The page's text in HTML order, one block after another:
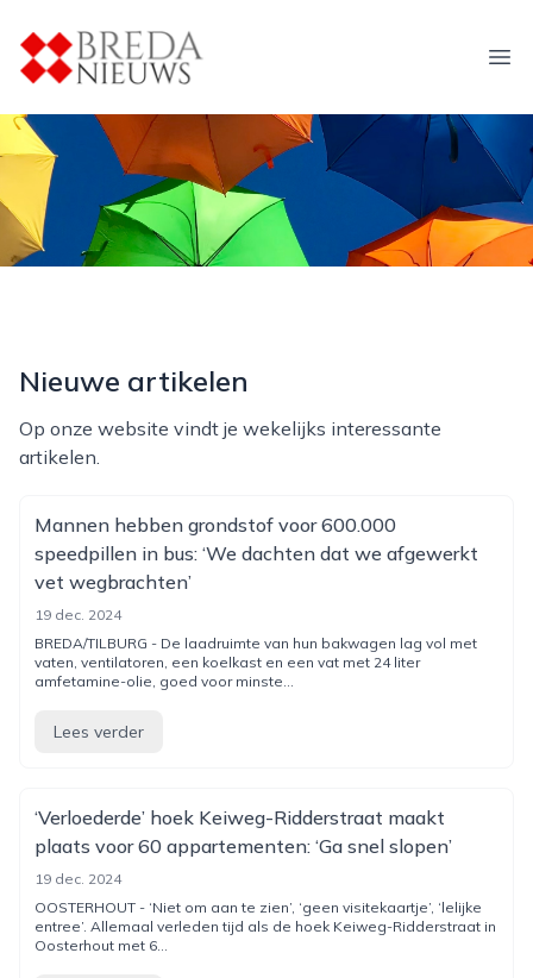
breda-nieuws.nl
Nieuwe artikelen
Op onze website vindt je wekelijks interessante
artikelen.
Mannen hebben grondstof voor 600.000
speedpillen in bus: ‘We dachten dat we afgewerkt
vet wegbrachten’
19 dec. 2024
BREDA/TILBURG - De laadruimte van hun bakwagen lag vol met
vaten, ventilatoren, een koelkast en een vat met 24 liter
amfetamine-olie, goed voor minste...
Lees verder
‘Verloederde’ hoek Keiweg-Ridderstraat maakt
plaats voor 60 appartementen: ‘Ga snel slopen’
19 dec. 2024
OOSTERHOUT - ‘Niet om aan te zien’, ‘geen visitekaartje’, ‘lelijke
entree’. Allemaal verleden tijd als de hoek Keiweg-Ridderstraat in
Oosterhout met 6...